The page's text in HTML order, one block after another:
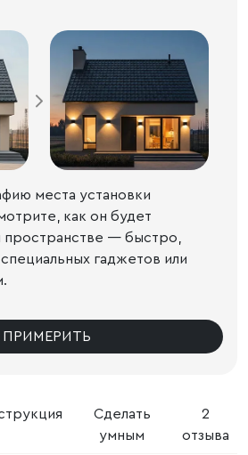
Сделать
умным
2
отзыва
места установки
как он будет
пространстве — быстро,
гаджетов или
ПРИМЕРИТЬ